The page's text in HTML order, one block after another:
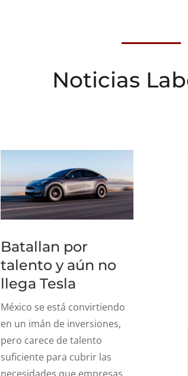
Noticias
Batallan por
talento y aún no
llega Tesla
México se está convirtiendo
en un imán de inversiones,
pero carece de talento
suficiente para cubrir las